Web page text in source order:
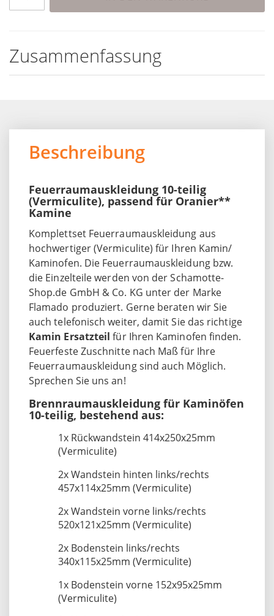
Zusammenfassung
Beschreibung
Feuerraumauskleidung 10-teilig
(Vermiculite), passend für Oranier**
Kamine
Komplettset Feuerraumauskleidung aus
hochwertiger (Vermiculite) für Ihren Kamin/
Kaminofen. Die Feuerraumauskleidung bzw.
die Einzelteile werden von der Schamotte-
Shop.de GmbH & Co. KG unter der Marke
Flamado produziert. Gerne beraten wir Sie
auch telefonisch weiter, damit Sie das richtige
Kamin Ersatzteil für Ihren Kaminofen finden.
Feuerfeste Zuschnitte nach Maß für Ihre
Feuerraumauskleidung sind auch Möglich.
Sprechen Sie uns an!
Brennraumauskleidung für Kaminöfen
10-teilig, bestehend aus:
1x Rückwandstein 414x250x25mm
(Vermiculite)
2x Wandstein hinten links/rechts
457x114x25mm (Vermiculite)
2x Wandstein vorne links/rechts
520x121x25mm (Vermiculite)
2x Bodenstein links/rechts
340x115x25mm (Vermiculite)
1x Bodenstein vorne 152x95x25mm
(Vermiculite)